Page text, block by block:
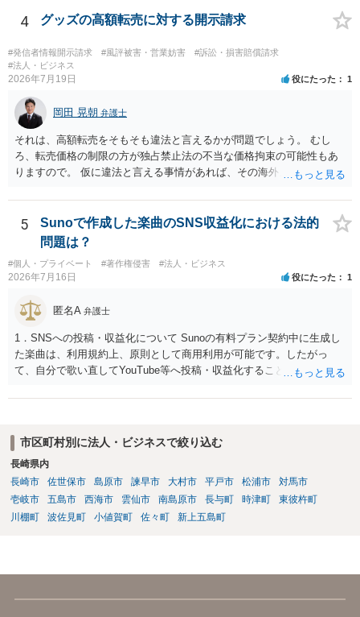
賠償金と8人分の従業員の年間利益を請求すると言われています。」で
良いかと思います。ご参考にしてください。
4 グッズの高額転売に対する開示請求
#発信者情報開示請求 #風評被害・営業妨害
#訴訟・損害賠償請求
#法人・ビジネス
2026年7月19日 役にたった 1
岡田 晃朝 弁護士
それは、高額転売をそもそも違法と言えるかが問題でしょう。 むし
ろ、転売価格の制限の方が独占禁止法の不当な価格拘束の可能性もあ
りますので。 仮に違法と言える事情があれば、その海外メーカーの権
ます。
5
Sunoで作成した楽曲のSNS収益化における法的
問題は？
#個人・プライベート #著作権侵害 #法人・ビジネス
2026年7月16日 役にたった 1
匿名A 弁護士
1．SNSへの投稿・収益化について Sunoの有料プラン契約中に生成し
た楽曲は、利用規約上、原則として商用利用が可能です。したがっ
て、自分で歌い直してYouTube等へ投稿・収益化することも、通常は
確認してください。 2．メロディーや伴奏の使用について AIボーカル
noの規約が適用されます。有料プランで適法に生成したものであれ
ば、原則として使用可能です。 3．著作権とJASRAC登録について Su
noが商用利用を認めていても、日本法上、その楽曲に著作権が発生す
るとは限りません。AIが自動生成したメロディーや伴奏について、人
の創作的な関与が乏しい場合、著作権が認められない可能性がありま
す。自分で歌い直しただけで、作曲部分の著作権が発生するわけでも
への登録は必須ではありません。登録を希望する場合は、自分が作
市区町村別に法人・ビジネスで絞り込む
長崎県内
長崎市
佐世保市 島原市 諫早市 大村市 平戸市 松浦市
対馬市
壱岐市
五島市 西海市 雲仙市 南島原市 長与町 時津町
東彼杵町
川棚町
波佐見町 小値賀町 佐々町 新上五島町